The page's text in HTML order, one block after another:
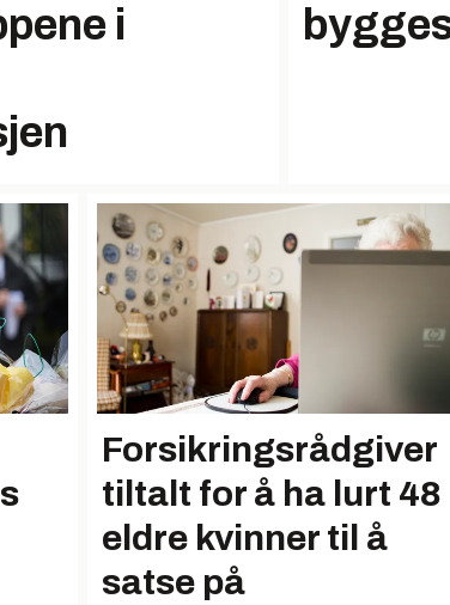
i
Forsikringsrådgiver
tiltalt for å ha lurt 48
eldre kvinner til å
satse på